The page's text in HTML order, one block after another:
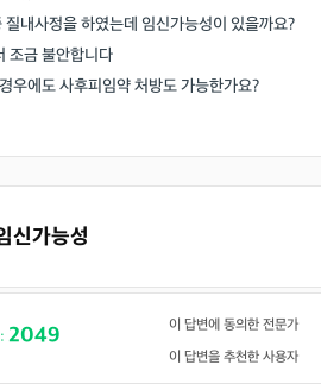
내사정을 하였는데 임신가능성이 있을까요?
조금 불안합니다
우에도 사후피임약 처방도 가능한가요?
신가능성
2049 이 답변에 동의한 전문가
이 답변을 추천한 사용자